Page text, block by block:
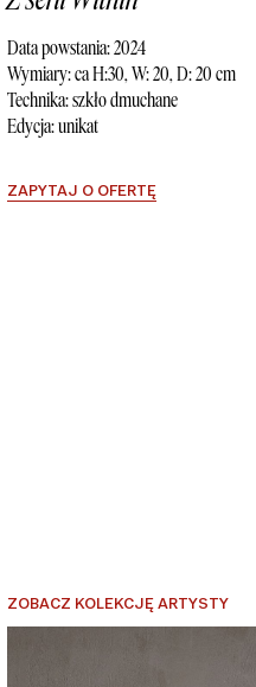
Data powstania: 2024
Wymiary: ca H:30, W: 20, D: 20 cm
Technika: szkło dmuchane
Edycja: unikat
ZAPYTAJ O OFERTĘ
ZOBACZ KOLEKCJĘ ARTYSTY